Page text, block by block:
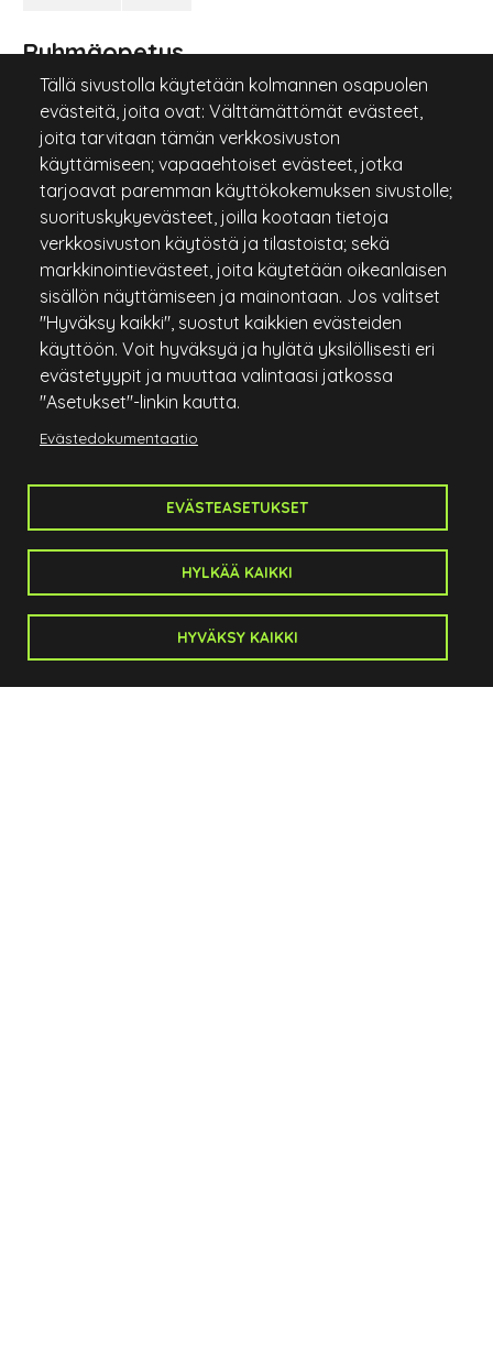
Tällä sivustolla käytetään kolmannen osapuolen
evästeitä, joita ovat: Välttämättömät evästeet,
joita tarvitaan tämän verkkosivuston
käyttämiseen; vapaaehtoiset evästeet, jotka
tarjoavat paremman käyttökokemuksen sivustolle;
suorituskykyevästeet, joilla kootaan tietoja
verkkosivuston käytöstä ja tilastoista; sekä
markkinointievästeet, joita käytetään oikeanlaisen
sisällön näyttämiseen ja mainontaan. Jos valitset
"Hyväksy kaikki", suostut kaikkien evästeiden
käyttöön. Voit hyväksyä ja hylätä yksilöllisesti eri
evästetyypit ja muuttaa valintaasi jatkossa
"Asetukset"-linkin kautta.
Evästedokumentaatio
EVÄSTEASETUKSET
HYLKÄÄ KAIKKI
HYVÄKSY KAIKKI
Ryhmäopetus
ALKEISKURSSI HINTA
8 tuntia, max. 8 henkilöä 129 €
Lisää tietoa Ebin kursseista ja aikatauluista löydät
osoitteesta:https://www.ebikettunen.com/
GolfPro
Eero
Kettunen
0500
623
613
golf@ebikettunen.com